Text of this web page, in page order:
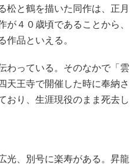
松と鶴を描いた同作は、正月
４０歳頃であることから、
品といえる。
わっている。そのなかで「雲
天王寺で開催した時に奉納さ
おり、生涯現役のまま死去し
光、別号に楽寿がある。昇龍